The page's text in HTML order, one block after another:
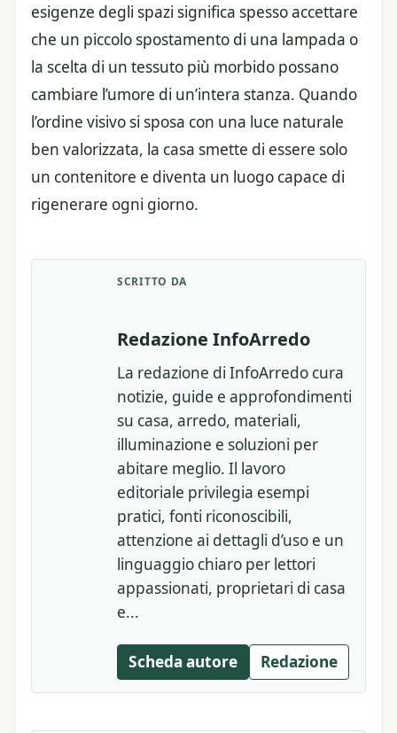
esigenze degli spazi significa spesso accettare
che un piccolo spostamento di una lampada o
la scelta di un tessuto più morbido possano
cambiare l’umore di un’intera stanza. Quando
l’ordine visivo si sposa con una luce naturale
ben valorizzata, la casa smette di essere solo
un contenitore e diventa un luogo capace di
rigenerare ogni giorno.
SCRITTO DA
Redazione InfoArredo
La redazione di InfoArredo cura
notizie, guide e approfondimenti
su casa, arredo, materiali,
illuminazione e soluzioni per
abitare meglio. Il lavoro
editoriale privilegia esempi
pratici, fonti riconoscibili,
attenzione ai dettagli d’uso e un
linguaggio chiaro per lettori
appassionati, proprietari di casa
e...
Scheda autore Redazione